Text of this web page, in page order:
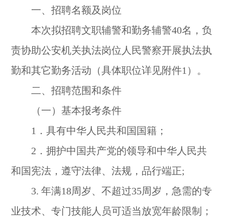
一、招聘名额及岗位
本次拟招聘文职辅警和勤务辅警40名，负
责协助公安机关执法岗位人民警察开展执法执
勤和其它勤务活动（具体职位详见附件1）。
二、招聘范围和条件
（一）基本报考条件
1．具有中华人民共和国国籍；
2．拥护中国共产党的领导和中华人民共
和国宪法，遵守法律、法规，品行端正;
3. 年满18周岁、不超过35周岁，急需的专
业技术、专门技能人员可适当放宽年龄限制；